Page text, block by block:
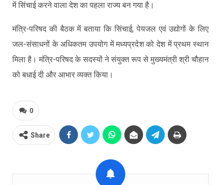
में सिंचाई करने वाला देश का पहला राज्य बन गया है।
मंत्रि-परिषद की बैठक में बताया कि सिंचाई, पेयजल एवं उद्योगों के लिए
जल-संसाधनों के अधिकतम उपयोग में मध्यप्रदेश को देश में प्रथम स्थान
मिला है। मंत्रि-परिषद के सदस्यों ने संयुक्त रूप से मुख्यमंत्री श्री चौहान
को बधाई दी और आभार व्यक्त किया।
0
Share